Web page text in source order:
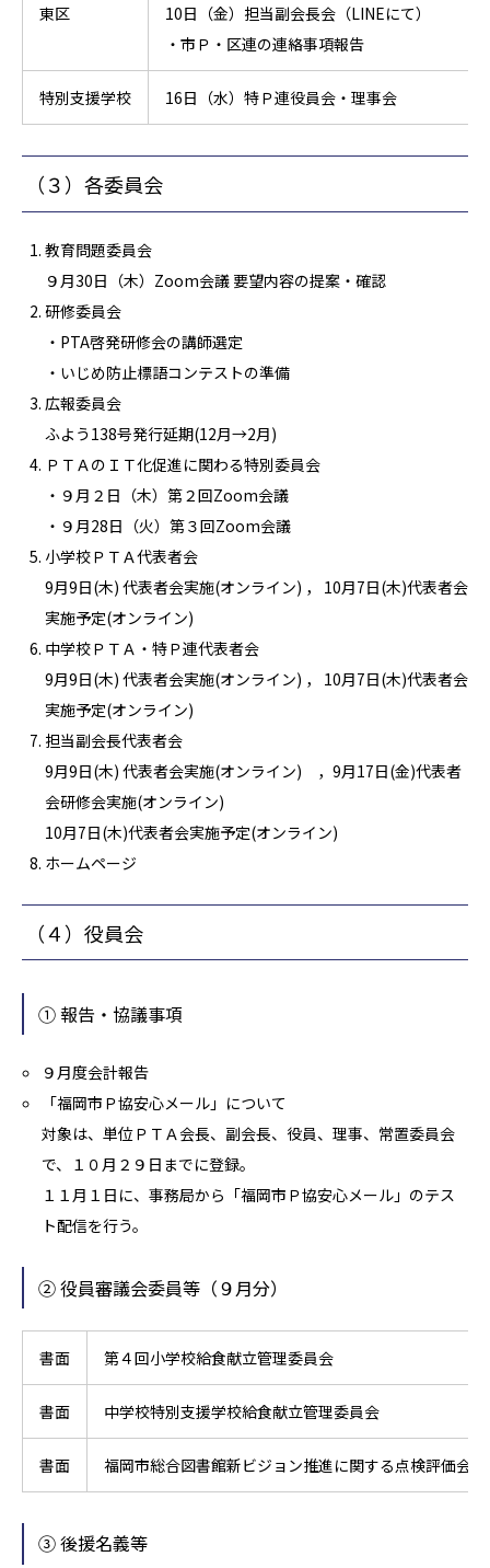
東区
10日（金）担当副会長会（LINEにて）
・市Ｐ・区連の連絡事項報告
特別支援学校 16日（水）特Ｐ連役員会・理事会
（３）各委員会
教育問題委員会
９月30日（木）Zoom会議 要望内容の提案・確認
研修委員会
・PTA啓発研修会の講師選定
・いじめ防止標語コンテストの準備
広報委員会
ふよう138号発行延期(12月→2月)
ＰＴＡのＩＴ化促進に関わる特別委員会
・９月２日（木）第２回Zoom会議
・９月28日（火）第３回Zoom会議
小学校ＰＴＡ代表者会
9月9日(木) 代表者会実施(オンライン) ， 10月7日(木)代表者会
実施予定(オンライン)
中学校ＰＴＡ・特Ｐ連代表者会
9月9日(木) 代表者会実施(オンライン) ， 10月7日(木)代表者会
実施予定(オンライン)
担当副会長代表者会
9月9日(木) 代表者会実施(オンライン) ，9月17日(金)代表者
会研修会実施(オンライン)
10月7日(木)代表者会実施予定(オンライン)
ホームページ
（４）役員会
① 報告・協議事項
９月度会計報告
「福岡市Ｐ協安心メール」について
対象は、単位ＰＴＡ会長、副会長、役員、理事、常置委員会
で、１０月２９日までに登録。
１１月１日に、事務局から「福岡市Ｐ協安心メール」のテス
ト配信を行う。
② 役員審議会委員等（９月分）
書面 第４回小学校給食献立管理委員会
書面 中学校特別支援学校給食献立管理委員会
書面 福岡市総合図書館新ビジョン推進に関する点検評価会議
③ 後援名義等